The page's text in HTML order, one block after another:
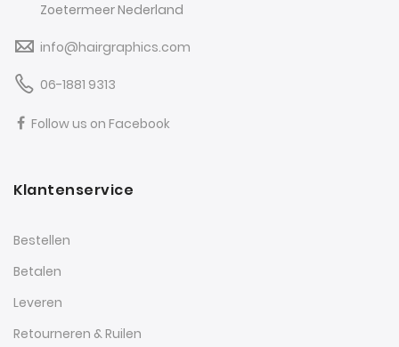
Zoetermeer Nederland
info@hairgraphics.com
06-1881 9313
Follow us on Facebook
Klantenservice
Bestellen
Betalen
Leveren
Retourneren & Ruilen